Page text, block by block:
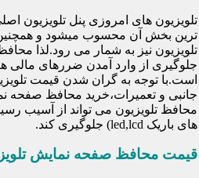
تلویزیون های امروزی پنل تلویزیون
ترین بخش آن محسوب میشود و
تلویزیون نیز به شمار می رود.لذا
جلوگیری از وارد آمدن ضررهای مالی
است.با توجه به گران شدن قیمت
جانبی و تعمیرات،خرید محافظ صفحه
محافظ تلویزیون می تواند از آسیب
های باریک led,lcd) جلوگیری کند.
قیمت محافظ صفحه نمایش